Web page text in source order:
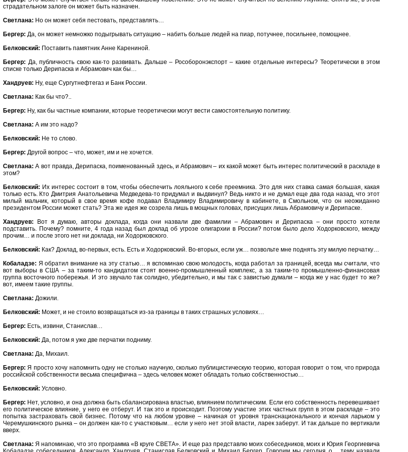
страдательном залоге он может быть назначен.
Светлана: Но он может себя пестовать, представлять…
Бергер: Да, он может немножко подыгрывать ситуацию – набить больше людей на пиар, потучнее, посильнее, помощнее.
Белковский: Поставить памятник Анне Карениной.
Бергер: Да, публичность свою как-то развивать. Дальше – Рособоронэкспорт – какие отдельные интересы? Теоретически в этом
списке только Дерипаска и Абрамович как бы…
Хандруев: Ну, еще Сургутнефтегаз и Банк России.
Светлана: Как бы что?..
Бергер: Ну, как бы частные компании, которые теоретически могут вести самостоятельную политику.
Светлана: А им это надо?
Белковский: Не то слово.
Бергер: Другой вопрос – что, может, им и не хочется.
Светлана: А вот правда, Дерипаска, поименованный здесь, и Абрамович – их какой может быть интерес политический в раскладе в
этом?
Белковский: Их интерес состоит в том, чтобы обеспечить лояльного к себе преемника. Это для них ставка самая большая, какая
только есть. Кто Дмитрия Анатольевича Медведева-то придумал и выдвинул? Ведь никто и не думал еще два года назад, что этот
милый мальчик, который в свое время кофе подавал Владимиру Владимировичу в кабинете, в Смольном, что он неожиданно
президентом России может стать? Эта же идея же созрела лишь в мощных головах, присущих лишь Абрамовичу и Дерипаске.
Хандруев: Вот я думаю, авторы доклада, когда они назвали две фамилии – Абрамович и Дерипаска – они просто хотели
подставить. Почему? помните, 4 года назад был доклад об угрозе олигархии в России? потом было дело Ходорковского, между
прочим… и после этого нет ни доклада, ни Ходорковского.
Белковский: Как? Доклад, во-первых, есть. Есть и Ходорковский. Во-вторых, если уж… позвольте мне поднять эту милую перчатку…
Кобаладзе: Я обратил внимание на эту статью… я вспоминаю свою молодость, когда работал за границей, всегда мы считали, что
вот выборы в США – за таким-то кандидатом стоят военно-промышленный комплекс, а за таким-то промышленно-финансовая
группа восточного побережья. И это звучало так солидно, убедительно, и мы так с завистью думали – когда же у нас будет то же?
вот, имеем такие группы.
Светлана: Дожили.
Белковский: Может, и не стоило возвращаться из-за границы в таких страшных условиях…
Бергер: Есть, извини, Станислав…
Белковский: Да, потом я уже две перчатки подниму.
Светлана: Да, Михаил.
Бергер: Я просто хочу напомнить одну не столько научную, сколько публицистическую теорию, которая говорит о том, что природа
российской собственности весьма специфична – здесь человек может обладать только собственностью…
Белковский: Условно.
Бергер: Нет, условно, и она должна быть сбалансирована властью, влиянием политическим. Если его собственность перевешивает
его политическое влияние, у него ее отберут. И так это и происходит. Поэтому участие этих частных групп в этом раскладе – это
попытка застраховать свой бизнес. Потому что на любом уровне – начиная от уровня транснационального и кончая ларьком у
Черемушкинского рынка – он должен как-то с участковым… если у него нет этой власти, ларек заберут. И так дальше по вертикали
вверх.
Светлана: Я напоминаю, что это программа «В круге СВЕТА». И еще раз представлю моих собеседников, моих и Юрия Георгиевича